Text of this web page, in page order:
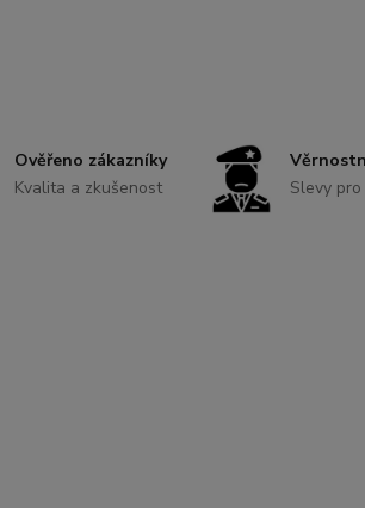
Ověřeno zákazníky
Kvalita a zkušenost
Slevy